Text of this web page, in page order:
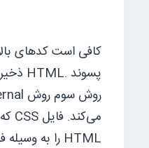
پسوند .HTML ذخیره کنید. و با مرورگر باز کنید. برای سایر مثال‌‌ها نیز همین کار را انجام دهید.